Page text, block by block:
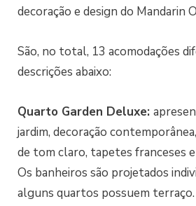
decoração e design do Mandarin
São, no total, 13 acomodações
descrições abaixo:
Quarto Garden Deluxe:
jardim, decoração
de tom claro, tapetes franceses
Os banheiros são projetados
alguns quartos possuem terraço.